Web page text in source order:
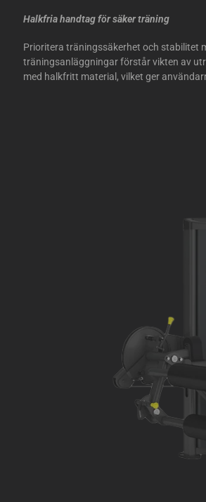
Halkfria handtag för säker träning
Prioritera träningssäkerhet och stabilitet
träningsanläggningar förstår vikten av
med halkfritt material, vilket ger